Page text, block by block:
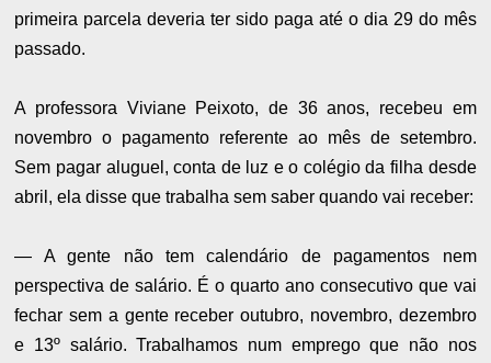
primeira parcela deveria ter sido paga até o dia 29 do mês
passado.
A professora Viviane Peixoto, de 36 anos, recebeu em
novembro o pagamento referente ao mês de setembro.
Sem pagar aluguel, conta de luz e o colégio da filha desde
abril, ela disse que trabalha sem saber quando vai receber:
— A gente não tem calendário de pagamentos nem
perspectiva de salário. É o quarto ano consecutivo que vai
fechar sem a gente receber outubro, novembro, dezembro
e 13º salário. Trabalhamos num emprego que não nos